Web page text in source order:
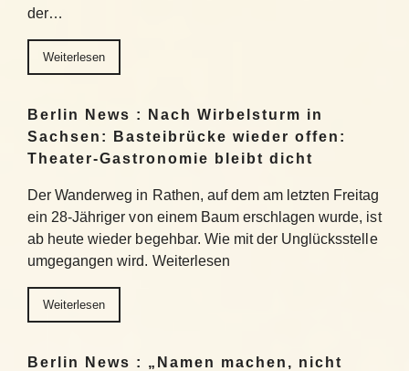
der…
Weiterlesen
Berlin News : Nach Wirbelsturm in
Sachsen: Basteibrücke wieder offen:
Theater-Gastronomie bleibt dicht
Der Wanderweg in Rathen, auf dem am letzten Freitag
ein 28-Jähriger von einem Baum erschlagen wurde, ist
ab heute wieder begehbar. Wie mit der Unglücksstelle
umgegangen wird. Weiterlesen
Weiterlesen
Berlin News : „Namen machen, nicht